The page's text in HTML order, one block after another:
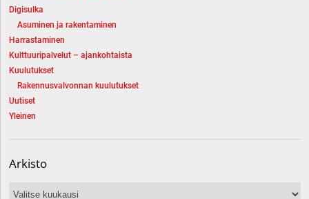
Digisulka
Asuminen ja rakentaminen
Harrastaminen
Kulttuuripalvelut – ajankohtaista
Kuulutukset
Rakennusvalvonnan kuulutukset
Uutiset
Yleinen
Arkisto
Arkisto